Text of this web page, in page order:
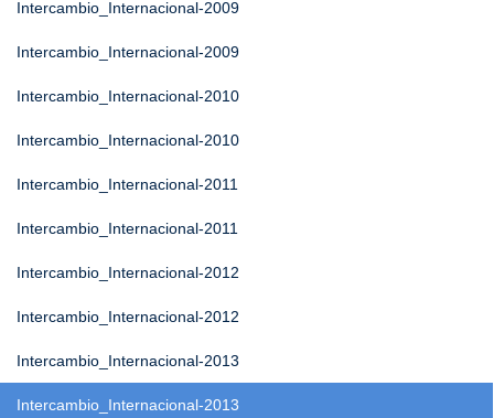
Intercambio_Internacional-2009
Intercambio_Internacional-2009
Intercambio_Internacional-2010
Intercambio_Internacional-2010
Intercambio_Internacional-2011
Intercambio_Internacional-2011
Intercambio_Internacional-2012
Intercambio_Internacional-2012
Intercambio_Internacional-2013
Intercambio_Internacional-2013